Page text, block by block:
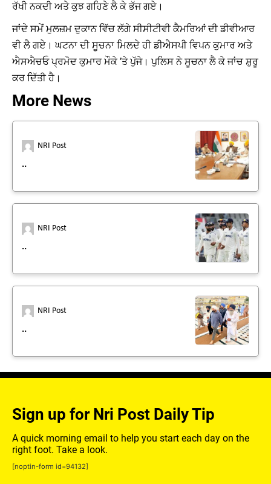
ਰੱਖੀ ਨਕਦੀ ਅਤੇ ਕੁਝ ਗਹਿਣੇ ਲੈ ਕੇ ਭੱਜ ਗਏ।
ਜਾਂਦੇ ਸਮੇਂ ਮੁਲਜ਼ਮ ਦੁਕਾਨ ਵਿੱਚ ਲੱਗੇ ਸੀਸੀਟੀਵੀ ਕੈਮਰਿਆਂ ਦੀ ਡੀਵੀਆਰ
ਵੀ ਲੈ ਗਏ। ਘਟਨਾ ਦੀ ਸੂਚਨਾ ਮਿਲਦੇ ਹੀ ਡੀਐਸਪੀ ਵਿਪਨ ਕੁਮਾਰ ਅਤੇ
ਐਸਐਚਓ ਪ੍ਰਮੋਦ ਕੁਮਾਰ ਮੌਕੇ ’ਤੇ ਪੁੱਜੇ। ਪੁਲਿਸ ਨੇ ਸੂਚਨਾ ਲੈ ਕੇ ਜਾਂਚ ਸ਼ੁਰੂ
ਕਰ ਦਿੱਤੀ ਹੈ।
More News
NRI Post
..
NRI Post
..
NRI Post
..
Sign up for Nri Post Daily Tip
A quick morning email to help you start each day on the
right foot. Take a look.
[noptin-form id=94132]